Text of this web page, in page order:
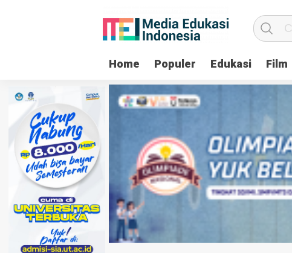
Home Populer Edukasi Film